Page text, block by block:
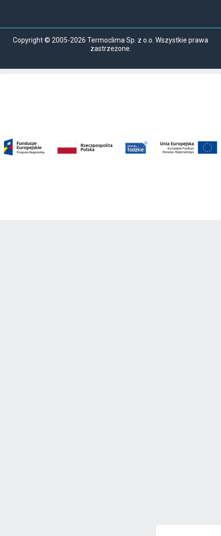
Copyright © 2005-2026 Termoclima Sp. z o.o. Wszystkie prawa
zastrzeżone.